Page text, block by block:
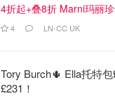
4折起+叠8折 Marni玛丽
4 LN-CC UK
Tory Burch🌵 Ella托特
£231！